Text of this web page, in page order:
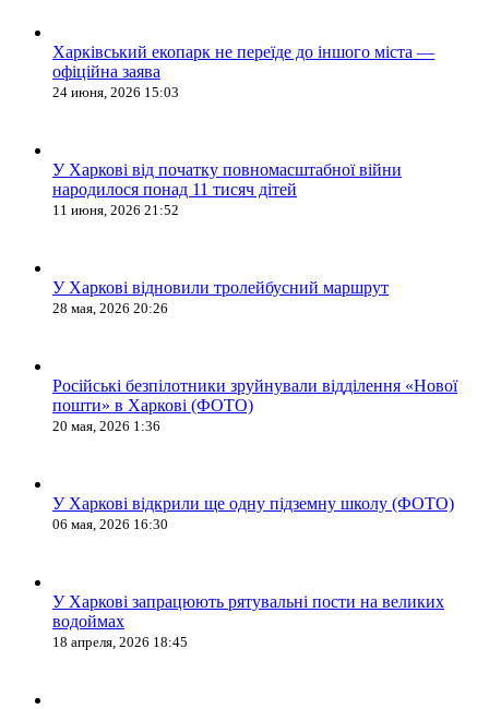
Харківський екопарк не переїде до іншого міста —
офіційна заява
24 июня, 2026 15:03
У Харкові від початку повномасштабної війни
народилося понад 11 тисяч дітей
11 июня, 2026 21:52
У Харкові відновили тролейбусний маршрут
28 мая, 2026 20:26
Російські безпілотники зруйнували відділення «Нової
пошти» в Харкові (ФОТО)
20 мая, 2026 1:36
У Харкові відкрили ще одну підземну школу (ФОТО)
06 мая, 2026 16:30
У Харкові запрацюють рятувальні пости на великих
водоймах
18 апреля, 2026 18:45